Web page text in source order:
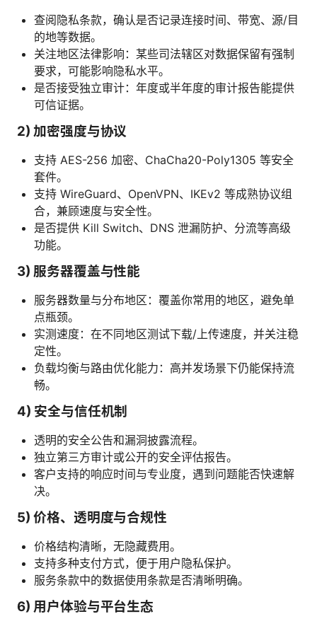
查阅隐私条款，确认是否记录连接时间、带宽、源/目
的地等数据。
关注地区法律影响：某些司法辖区对数据保留有强制
要求，可能影响隐私水平。
是否接受独立审计：年度或半年度的审计报告能提供
可信证据。
2) 加密强度与协议
支持 AES-256 加密、ChaCha20-Poly1305 等安全
套件。
支持 WireGuard、OpenVPN、IKEv2 等成熟协议组
合，兼顾速度与安全性。
是否提供 Kill Switch、DNS 泄漏防护、分流等高级
功能。
3) 服务器覆盖与性能
服务器数量与分布地区：覆盖你常用的地区，避免单
点瓶颈。
实测速度：在不同地区测试下载/上传速度，并关注稳
定性。
负载均衡与路由优化能力：高并发场景下仍能保持流
畅。
4) 安全与信任机制
透明的安全公告和漏洞披露流程。
独立第三方审计或公开的安全评估报告。
客户支持的响应时间与专业度，遇到问题能否快速解
决。
5) 价格、透明度与合规性
价格结构清晰，无隐藏费用。
支持多种支付方式，便于用户隐私保护。
服务条款中的数据使用条款是否清晰明确。
6) 用户体验与平台生态